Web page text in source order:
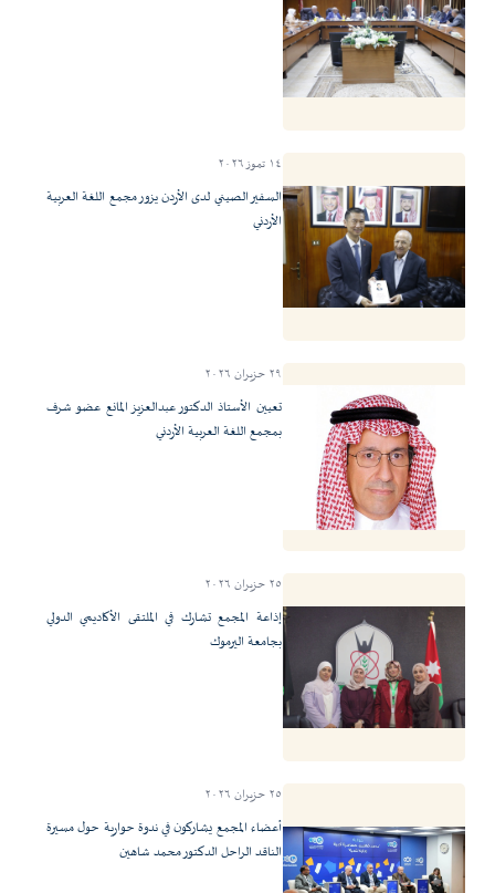
١٤ تموز ٢٠٢٦
السفير الصيني لدى الأردن يزور مجمع اللغة العربية
الأردني
٢٩ حزيران ٢٠٢٦
تعيين الأستاذ الدكتور عبدالعزيز المانع عضو شرف
بمجمع اللغة العربية الأردني
٢٥ حزيران ٢٠٢٦
إذاعة المجمع تشارك في الملتقى الأكاديمي الدولي
بجامعة اليرموك
٢٥ حزيران ٢٠٢٦
أعضاء المجمع يشاركون في ندوة حوارية حول مسيرة
الناقد الراحل الدكتور محمد شاهين